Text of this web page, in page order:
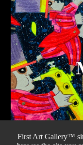
First Art Gallery™